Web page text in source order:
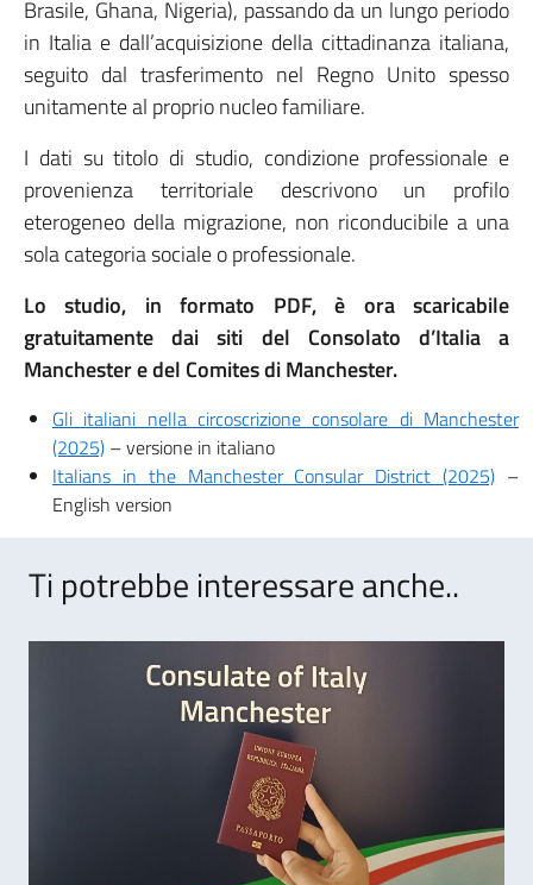
Brasile, Ghana, Nigeria), passando da un lungo periodo
in Italia e dall’acquisizione della cittadinanza italiana,
seguito dal trasferimento nel Regno Unito spesso
unitamente al proprio nucleo familiare.
I dati su titolo di studio, condizione professionale e
provenienza territoriale descrivono un profilo
eterogeneo della migrazione, non riconducibile a una
sola categoria sociale o professionale.
Lo studio, in formato PDF, è ora scaricabile
gratuitamente dai siti del Consolato d’Italia a
Manchester e del Comites di Manchester.
Gli italiani nella circoscrizione consolare di Manchester
(2025) – versione in italiano
Italians in the Manchester Consular District (2025) –
English version
Ti potrebbe interessare anche..